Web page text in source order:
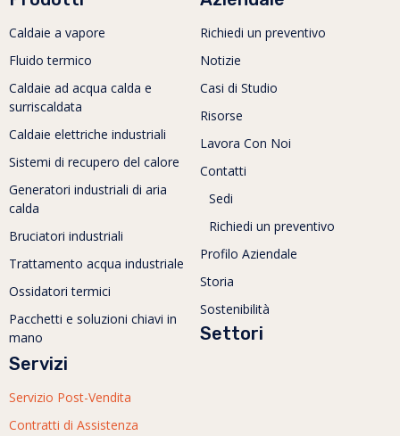
Caldaie a vapore
Fluido termico
Caldaie ad acqua calda e
surriscaldata
Caldaie elettriche industriali
Sistemi di recupero del calore
Generatori industriali di aria
calda
Bruciatori industriali
Trattamento acqua industriale
Ossidatori termici
Pacchetti e soluzioni chiavi in
mano
Richiedi un preventivo
Notizie
Casi di Studio
Risorse
Lavora Con Noi
Contatti
Sedi
Richiedi un preventivo
Profilo Aziendale
Storia
Sostenibilità
Settori
Servizi
Servizio Post-Vendita
Contratti di Assistenza